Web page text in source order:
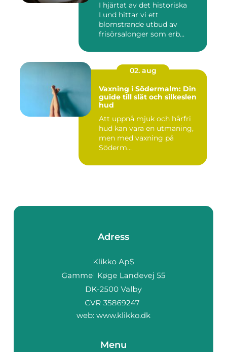
I hjärtat av det historiska
Lund hittar vi ett
blomstrande utbud av
frisörsalonger som erb...
02. aug
Vaxning i Södermalm: Din
guide till slät och silkeslen
hud
Att uppnå mjuk och hårfri
hud kan vara en utmaning,
men med vaxning på
Söderm...
Adress
web: www.klikko.dk
Menu